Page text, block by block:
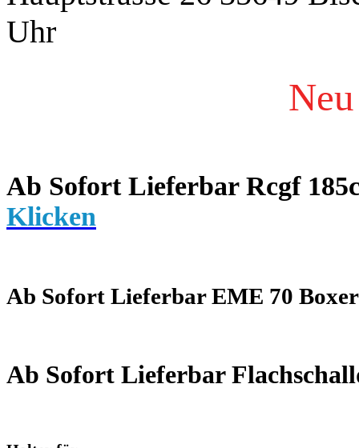
Uhr
Ab Sofort Lieferbar Rcgf
Klicken
Ab Sofort Lieferbar EME 70
Ab Sofort Lieferbar